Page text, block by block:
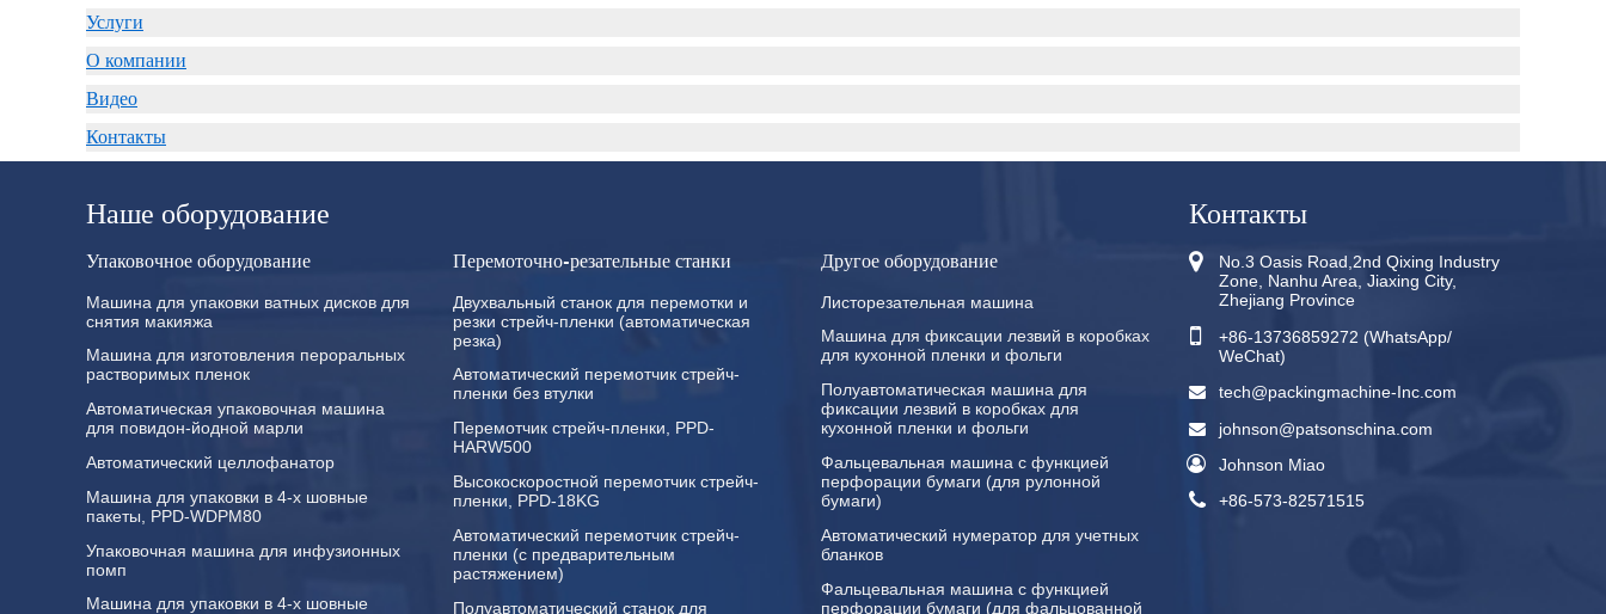
Услуги
О компании
Видео
Контакты
Наше оборудование
Упаковочное оборудование
Машина для упаковки ватных дисков для
снятия макияжа
Машина для изготовления пероральных
растворимых пленок
Автоматическая упаковочная машина
для повидон-йодной марли
Автоматический целлофанатор
Машина для упаковки в 4-х шовные
пакеты, PPD-WDPM80
Упаковочная машина для инфузионных
помп
Машина для упаковки в 4-х шовные
Перемоточно-резательные станки
Двухвальный станок для перемотки и
резки стрейч-пленки (автоматическая
резка)
Автоматический перемотчик стрейч-
пленки без втулки
Перемотчик стрейч-пленки, PPD-
HARW500
Высокоскоростной перемотчик стрейч-
пленки, PPD-18KG
Автоматический перемотчик стрейч-
пленки (с предварительным
растяжением)
Полуавтоматический станок для
Другое оборудование
Листорезательная машина
Машина для фиксации лезвий в коробках
для кухонной пленки и фольги
Полуавтоматическая машина для
фиксации лезвий в коробках для
кухонной пленки и фольги
Фальцевальная машина с функцией
перфорации бумаги (для рулонной
бумаги)
Автоматический нумератор для учетных
бланков
Фальцевальная машина с функцией
перфорации бумаги (для фальцованной
Контакты
No.3 Oasis Road,2nd Qixing Industry
Zone, Nanhu Area, Jiaxing City,
Zhejiang Province
+86-13736859272 (WhatsApp/
WeChat)
tech@packingmachine-Inc.com
johnson@patsonschina.com
Johnson Miao
+86-573-82571515